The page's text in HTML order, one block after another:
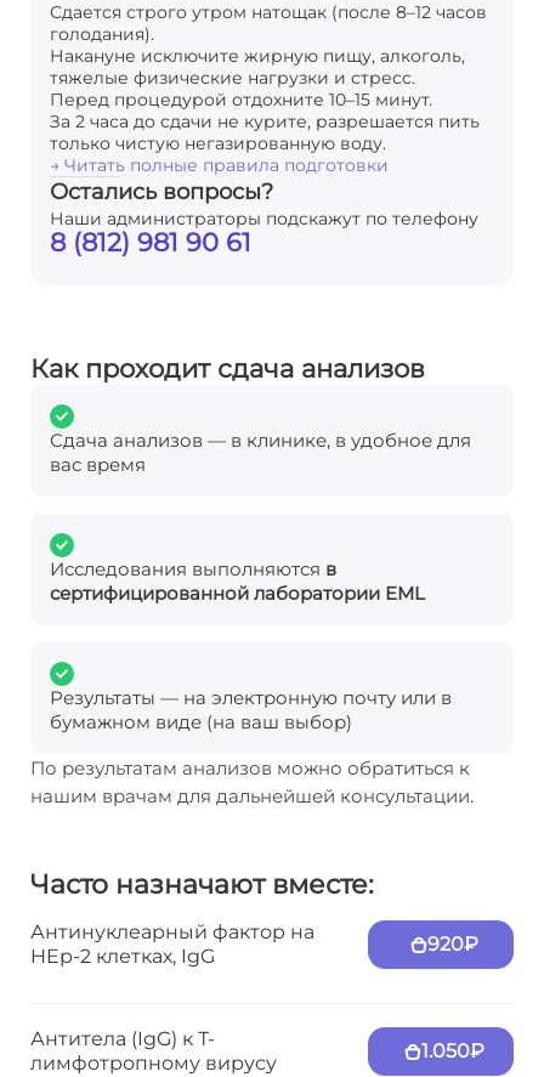
Сдается строго утром натощак (после 8–12 часов
голодания).
Накануне исключите жирную пищу, алкоголь,
тяжелые физические нагрузки и стресс.
Перед процедурой отдохните 10–15 минут.
За 2 часа до сдачи не курите, разрешается пить
только чистую негазированную воду.
→ Читать полные правила подготовки
Остались вопросы?
Наши администраторы подскажут по телефону
8 (812) 981 90 61
Как проходит сдача анализов
Сдача анализов — в клинике, в удобное для
вас время
Исследования выполняются в
сертифицированной лаборатории EML
Результаты — на электронную почту или в
бумажном виде (на ваш выбор)
По результатам анализов можно обратиться к
нашим врачам для дальнейшей консультации.
Часто назначают вместе:
Антинуклеарный фактор на
HEp-2 клетках, IgG
920₽
Антитела (IgG) к Т-
лимфотропному вирусу
1.050₽